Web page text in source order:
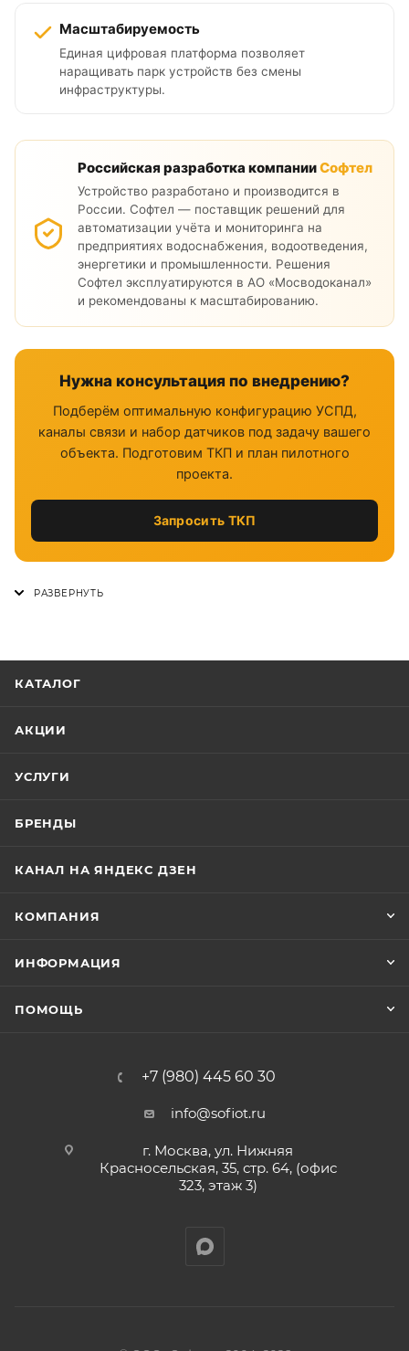
Масштабируемость
Единая цифровая платформа позволяет
наращивать парк устройств без смены
инфраструктуры.
Российская разработка компанииСофтел
Устройство разработано и производится в
России. Софтел — поставщик решений для
автоматизации учёта и мониторинга на
предприятиях водоснабжения, водоотведения,
энергетики и промышленности. Решения
Софтел эксплуатируются в АО «Мосводоканал»
и рекомендованы к масштабированию.
Нужна консультация по внедрению?
Подберём оптимальную конфигурацию УСПД,
каналы связи и набор датчиков под задачу вашего
объекта. Подготовим ТКП и план пилотного
проекта.
Запросить ТКП
КАТАЛОГ
АКЦИИ
УСЛУГИ
БРЕНДЫ
КАНАЛ НА ЯНДЕКС ДЗЕН
КОМПАНИЯ
ИНФОРМАЦИЯ
ПОМОЩЬ
+7 (980) 445 60 30
info@sofiot.ru
г. Москва, ул. Нижняя
Красносельская, 35, стр. 64, (офис
323, этаж 3)